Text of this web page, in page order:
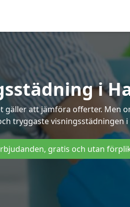
i
att jämföra offerter. Men
tryggaste visningsstädningen i
gratis och utan